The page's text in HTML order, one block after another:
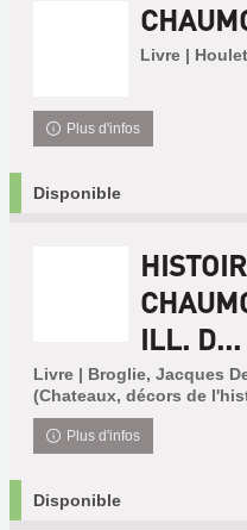
Livre |
Plus d'infos
Disponible
ILL. D...
Livre | Broglie, Jacques
(Chateaux, décors de
Plus d'infos
Disponible